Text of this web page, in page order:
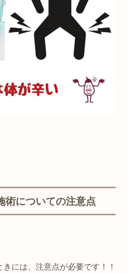
術についての注意点
には、注意点が必要です！！